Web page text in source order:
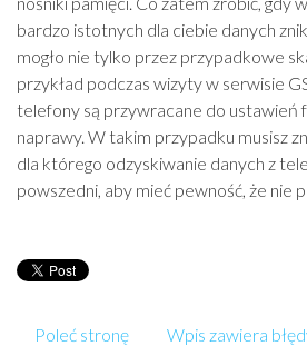
bardzo istotnych dla ciebie danych
mogło nie tylko przez przypadkowe
przykład podczas wizyty w serwisie
telefony są przywracane do ustawień
naprawy. W takim przypadku musisz
dla którego odzyskiwanie danych z
powszedni, aby mieć pewność, że nie
Poleć stronę Wpis zawiera